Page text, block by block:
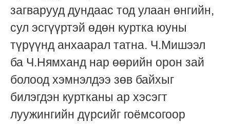
загварууд дундаас тод улаан өнгийн,
сул эсгүүртэй өдөн куртка юуны
түрүүнд анхаарал татна. Ч.Мишээл
ба Ч.Нямханд нар өөрийн орон зай
болоод хэмнэлдээ зөв байхыг
билэгдэн куртканы ар хэсэгт
луужингийн дүрсийг гоёмсогоор